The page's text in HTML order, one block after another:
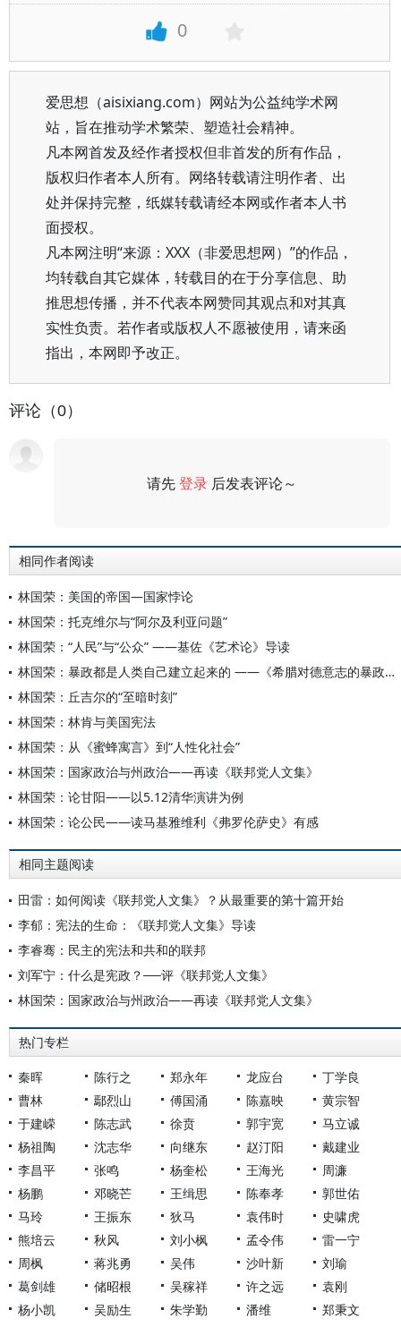
0
爱思想（aisixiang.com）网站为公益纯学术网
站，旨在推动学术繁荣、塑造社会精神。
凡本网首发及经作者授权但非首发的所有作品，
版权归作者本人所有。网络转载请注明作者、出
处并保持完整，纸媒转载请经本网或作者本人书
面授权。
凡本网注明“来源：XXX（非爱思想网）”的作品，
均转载自其它媒体，转载目的在于分享信息、助
推思想传播，并不代表本网赞同其观点和对其真
实性负责。若作者或版权人不愿被使用，请来函
指出，本网即予改正。
评论（0）
请先登录 后发表评论～
相同作者阅读
林国荣：美国的帝国—国家悖论
林国荣：托克维尔与“阿尔及利亚问题”
林国荣：“人民”与“公众” ——基佐《艺术论》导读
林国荣：暴政都是人类自己建立起来的 ——《希腊对德意志的暴政》译者导读
林国荣：丘吉尔的“至暗时刻”
林国荣：林肯与美国宪法
林国荣：从《蜜蜂寓言》到“人性化社会”
林国荣：国家政治与州政治——再读《联邦党人文集》
林国荣：论甘阳——以5.12清华演讲为例
林国荣：论公民——读马基雅维利《弗罗伦萨史》有感
相同主题阅读
田雷：如何阅读《联邦党人文集》？从最重要的第十篇开始
李郁：宪法的生命：《联邦党人文集》导读
李睿骞：民主的宪法和共和的联邦
刘军宁：什么是宪政？──评《联邦党人文集》
林国荣：国家政治与州政治——再读《联邦党人文集》
热门专栏
秦晖 陈行之 郑永年 龙应台
丁学良
曹林
鄢烈山 傅国涌 陈嘉映
黄宗智
于建嵘
陈志武 徐贲 郭宇宽
马立诚
杨祖陶
沈志华 向继东 赵汀阳
戴建业
李昌平
张鸣 杨奎松 王海光
周濂
杨鹏
邓晓芒 王缉思 陈奉孝
郭世佑
马玲
王振东 狄马 袁伟时
史啸虎
熊培云
秋风 刘小枫 孟令伟
雷一宁
周枫
蒋兆勇 吴伟 沙叶新
刘瑜
葛剑雄
储昭根 吴稼祥 许之远
袁刚
杨小凯
吴励生 朱学勤 潘维
郑秉文